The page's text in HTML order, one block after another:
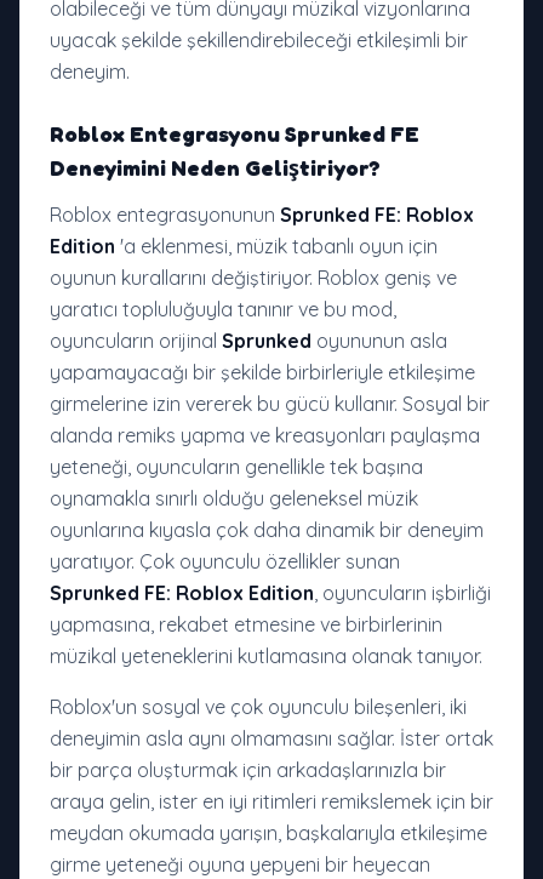
olabileceği ve tüm dünyayı müzikal vizyonlarına
uyacak şekilde şekillendirebileceği etkileşimli bir
deneyim.
Roblox EntegrasyonuSprunked FE
Deneyimini Neden Geliştiriyor?
Roblox entegrasyonunun Sprunked FE: Roblox
Edition 'a eklenmesi, müzik tabanlı oyun için
oyunun kurallarını değiştiriyor. Roblox geniş ve
yaratıcı topluluğuyla tanınır ve bu mod,
oyuncuların orijinal Sprunked oyununun asla
yapamayacağı bir şekilde birbirleriyle etkileşime
girmelerine izin vererek bu gücü kullanır. Sosyal bir
alanda remiks yapma ve kreasyonları paylaşma
yeteneği, oyuncuların genellikle tek başına
oynamakla sınırlı olduğu geleneksel müzik
oyunlarına kıyasla çok daha dinamik bir deneyim
yaratıyor. Çok oyunculu özellikler sunan
Sprunked FE: Roblox Edition, oyuncuların işbirliği
yapmasına, rekabet etmesine ve birbirlerinin
müzikal yeteneklerini kutlamasına olanak tanıyor.
Roblox'un sosyal ve çok oyunculu bileşenleri, iki
deneyimin asla aynı olmamasını sağlar. İster ortak
bir parça oluşturmak için arkadaşlarınızla bir
araya gelin, ister en iyi ritimleri remikslemek için bir
meydan okumada yarışın, başkalarıyla etkileşime
girme yeteneği oyuna yepyeni bir heyecan